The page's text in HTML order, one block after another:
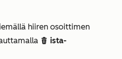
hiiren osoittimen
delete ista-